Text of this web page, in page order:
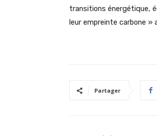
transitions énergétique,
leur empreinte carbone »
Partager